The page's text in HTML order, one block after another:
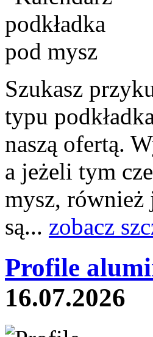
Szukasz
typu
naszą ofertą.
a jeżeli tym
mysz, również
są... zobacz
Profile
16.07.2026